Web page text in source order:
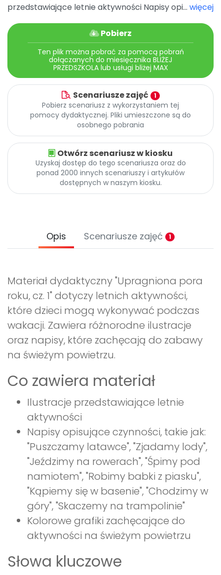
Promocje
przedstawiające letnie aktywności Napisy opi... więcej
Pobierz
Ten plik można pobrać za pomocą pobrań
dołączanych do miesięcznika BLIŻEJ
PRZEDSZKOLA lub usługi bliżej MAX
Scenariusze zajęć 1
Pobierz scenariusz z wykorzystaniem tej
pomocy dydaktycznej. Pliki umieszczone są do
osobnego pobrania
Otwórz scenariusz w kiosku
Uzyskaj dostęp do tego scenariusza oraz do
ponad 2000 innych scenariuszy i artykułów
dostępnych w naszym kiosku.
Opis Scenariusze zajęć 1
Materiał dydaktyczny "Upragniona pora
roku, cz. 1" dotyczy letnich aktywności,
które dzieci mogą wykonywać podczas
wakacji. Zawiera różnorodne ilustracje
oraz napisy, które zachęcają do zabawy
na świeżym powietrzu.
Co zawiera materiał
Ilustracje przedstawiające letnie
aktywności
Napisy opisujące czynności, takie jak:
"Puszczamy latawce", "Zjadamy lody",
"Jeździmy na rowerach", "Śpimy pod
namiotem", "Robimy babki z piasku",
"Kąpiemy się w basenie", "Chodzimy w
góry", "Skaczemy na trampolinie"
Kolorowe grafiki zachęcające do
aktywności na świeżym powietrzu
Słowa kluczowe